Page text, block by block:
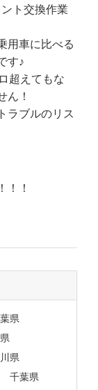
ト交換作業
用車に比べる
す♪
超えてもな
ん！
ラブルのリス
！！
県
県
千葉県